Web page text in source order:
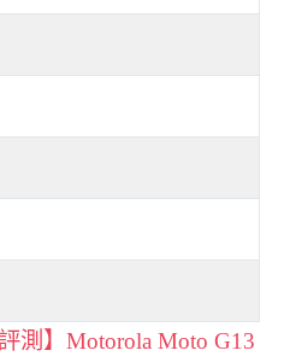
測】Motorola Moto G13